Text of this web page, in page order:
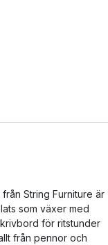
String Furniture är
som växer med
för ritstunder
från pennor och